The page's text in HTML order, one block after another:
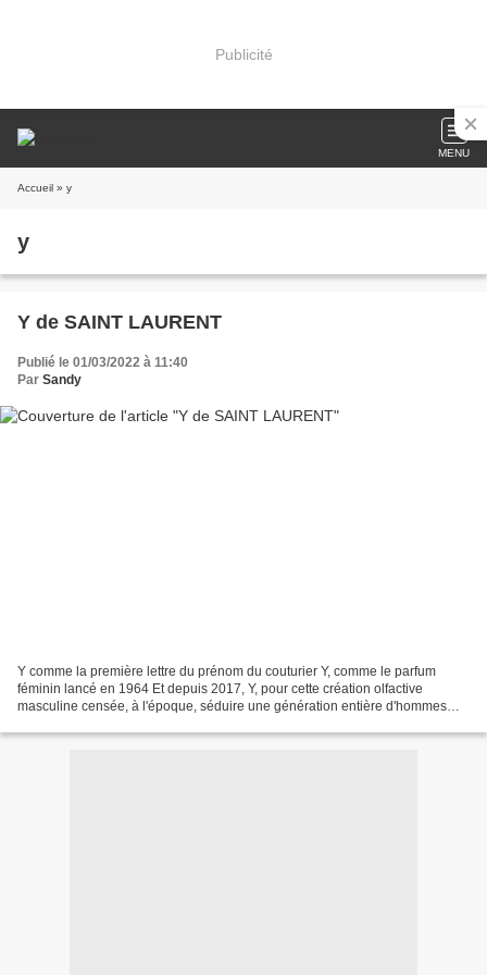
Publicité
MENU
Accueil » y
y
Y de SAINT LAURENT
Publié le 01/03/2022 à 11:40
Par Sandy
Y comme la première lettre du prénom du couturier Y, comme le parfum
féminin lancé en 1964 Et depuis 2017, Y, pour cette création olfactive
masculine censée, à l'époque, séduire une génération entière d'hommes